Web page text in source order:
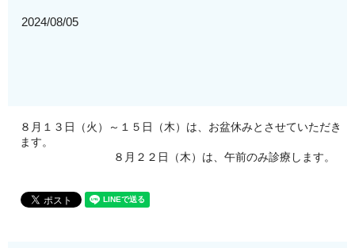
2024/08/05
８月１３日（火）～１５日（木）は、お盆休みとさせていただき
ます。
８月２２日（木）は、午前のみ診療します。